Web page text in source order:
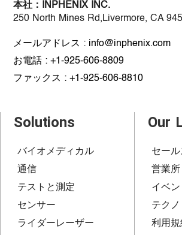
本社： INPHENIX INC.
250 North Mines Rd,Livermore, CA
メールアドレス : info@inphenix.com
お電話 : +1-925-606-8809
ファックス : +1-925-606-8810
Solutions
バイオメディカル
通信
テストと測定
センサー
ライダーレーザー
Our
セール
営業所
イベン
テク
利用規